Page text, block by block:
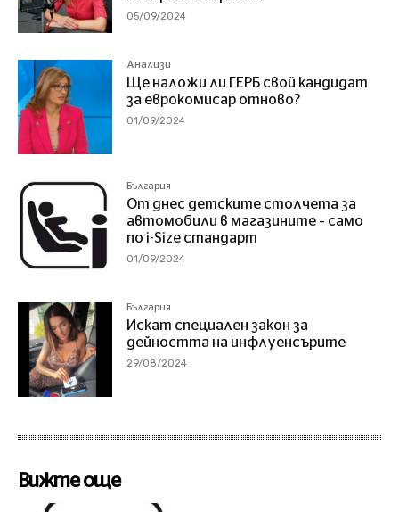
05/09/2024
Анализи
Ще наложи ли ГЕРБ свой кандидат
за еврокомисар отново?
01/09/2024
България
От днес детските столчета за
автомобили в магазините – само
по i-Size стандарт
01/09/2024
България
Искат специален закон за
дейността на инфлуенсърите
29/08/2024
Вижте още